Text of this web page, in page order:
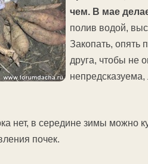
чем. В мае
полив водой,
Закопать, опять
друга, чтобы не
нет, в середине зимы можно
почек.